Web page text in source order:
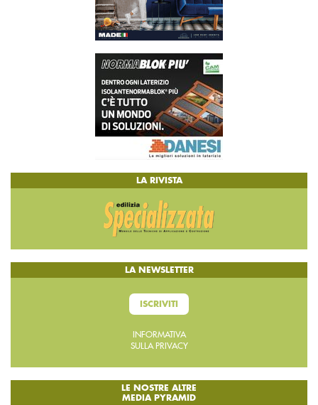
LA RIVISTA
LA NEWSLETTER
ISCRIVITI
INFORMATIVA
SULLA PRIVACY
LE NOSTRE ALTRE
MEDIA PYRAMID